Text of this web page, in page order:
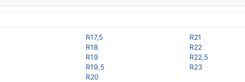
R17,5
R18
R19
R19,5
R20
R21
R22
R22,5
R23